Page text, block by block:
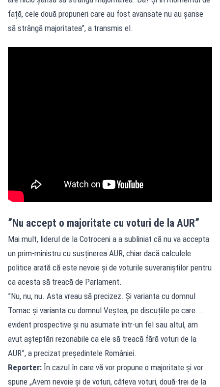
față, cele două propuneri care au fost avansate nu au șanse
să strângă majoritatea”, a transmis el.
”Nu accept o majoritate cu voturi de la AUR”
Mai mult, liderul de la Cotroceni a a subliniat că nu va accepta
un prim-ministru cu susținerea AUR, chiar dacă calculele
politice arată că este nevoie și de voturile suveraniștilor pentru
ca acesta să treacă de Parlament.
”Nu, nu, nu. Asta vreau să precizez. Și varianta cu domnul
Tomac și varianta cu domnul Veștea, pe discuțiile pe care...
evident prospective și nu asumate într-un fel sau altul, am
avut așteptări rezonabile ca ele să treacă fără voturi de la
AUR”, a precizat președintele României.
Reporter: În cazul în care vă vor propune o majoritate și vor
spune „Avem nevoie și de voturi, câteva voturi, două-trei de la